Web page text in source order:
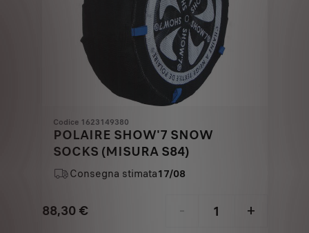
Codice 1623149380
POLAIRE SHOW'7 SNOW
SOCKS (MISURA S84)
Consegna stimata17/08
88,30 € - +